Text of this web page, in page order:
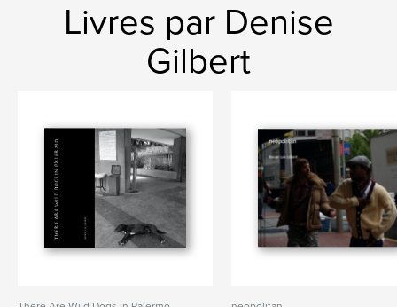
Livres par Denise
Gilbert